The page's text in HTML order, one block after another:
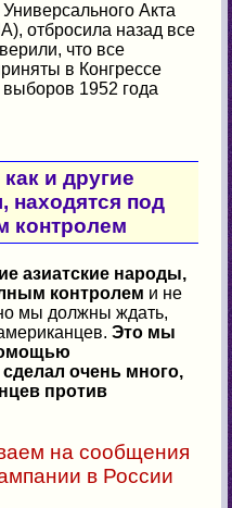
Акта
отбросила назад все
что все
в Конгрессе
выборов 1952 года
и другие
находятся под
контролем
азиатские народы,
контролем и не
мы должны ждать,
Это мы
очень много,
против
на сообщения
в России